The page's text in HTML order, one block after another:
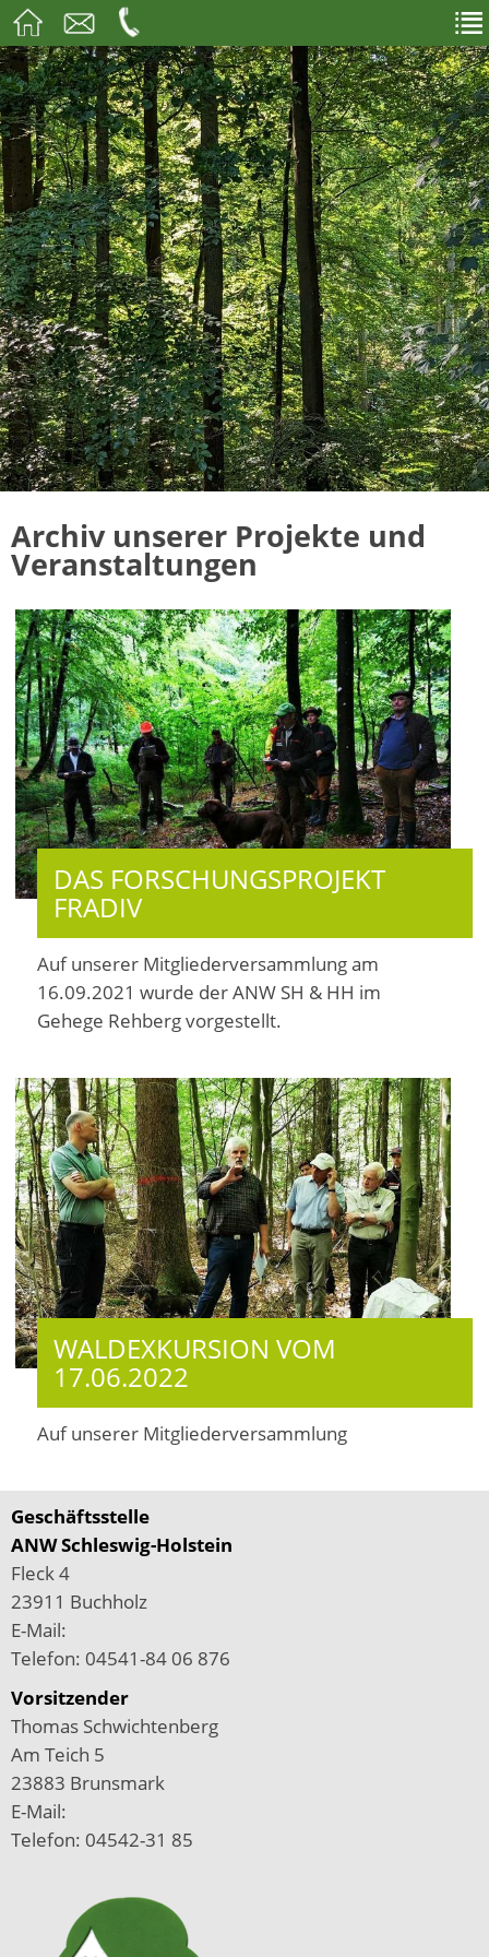
Archiv unserer Projekte und
Veranstaltungen
DAS FORSCHUNGSPROJEKT
FRADIV
Auf unserer Mitgliederversammlung am
16.09.2021 wurde der ANW SH & HH im
Gehege Rehberg vorgestellt.
WALDEXKURSION VOM
17.06.2022
Auf unserer Mitgliederversammlung
Geschäftsstelle
ANW Schleswig-Holstein
Fleck 4
23911 Buchholz
E-Mail:
Telefon: 04541-84 06 876
Vorsitzender
Thomas Schwichtenberg
Am Teich 5
23883 Brunsmark
E-Mail:
Telefon: 04542-31 85